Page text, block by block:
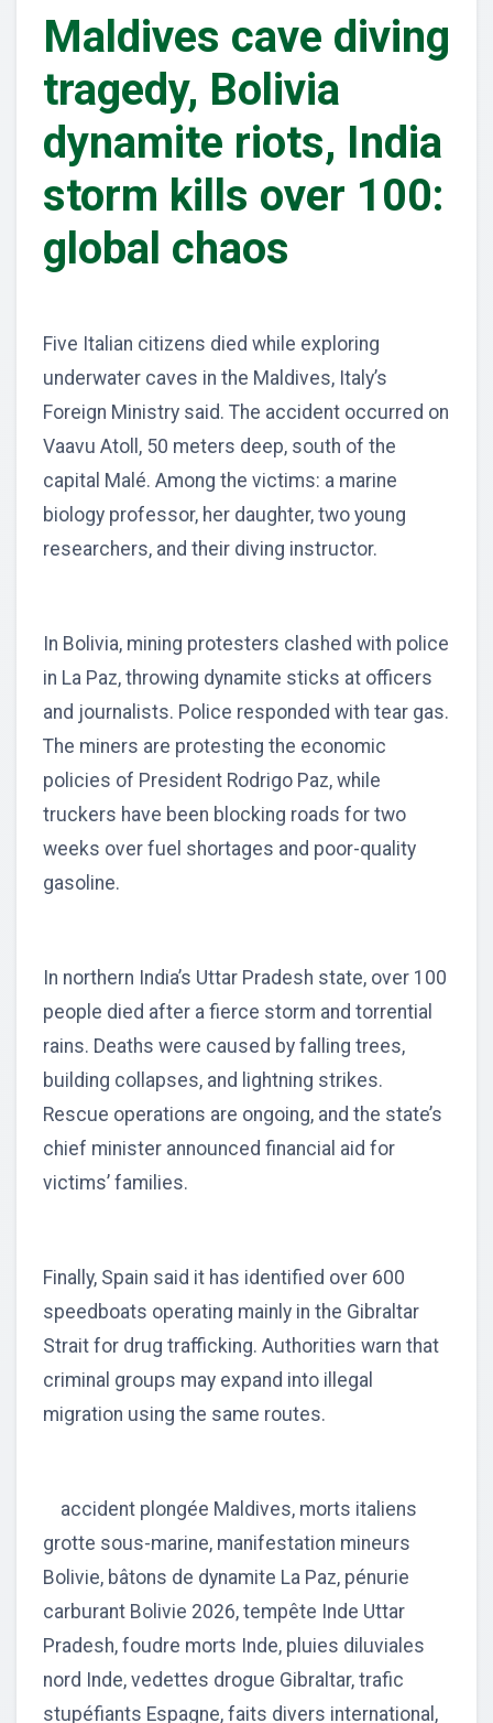
Maldives cave diving
tragedy, Bolivia
dynamite riots, India
storm kills over 100:
global chaos
Five Italian citizens died while exploring
underwater caves in the Maldives, Italy’s
Foreign Ministry said. The accident occurred on
Vaavu Atoll, 50 meters deep, south of the
capital Malé. Among the victims: a marine
biology professor, her daughter, two young
researchers, and their diving instructor.
In Bolivia, mining protesters clashed with police
in La Paz, throwing dynamite sticks at officers
and journalists. Police responded with tear gas.
The miners are protesting the economic
policies of President Rodrigo Paz, while
truckers have been blocking roads for two
weeks over fuel shortages and poor-quality
gasoline.
In northern India’s Uttar Pradesh state, over 100
people died after a fierce storm and torrential
rains. Deaths were caused by falling trees,
building collapses, and lightning strikes.
Rescue operations are ongoing, and the state’s
chief minister announced financial aid for
victims’ families.
Finally, Spain said it has identified over 600
speedboats operating mainly in the Gibraltar
Strait for drug trafficking. Authorities warn that
criminal groups may expand into illegal
migration using the same routes.
accident plongée Maldives, morts italiens
grotte sous-marine, manifestation mineurs
Bolivie, bâtons de dynamite La Paz, pénurie
carburant Bolivie 2026, tempête Inde Uttar
Pradesh, foudre morts Inde, pluies diluviales
nord Inde, vedettes drogue Gibraltar, trafic
stupéfiants Espagne, faits divers international,